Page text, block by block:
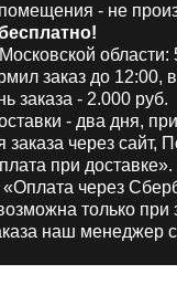
- не
области:
заказ до 12:00,
заказа - 2.000 руб.
- два дня,
через сайт,
при доставке».
через
только при
наш менеджер